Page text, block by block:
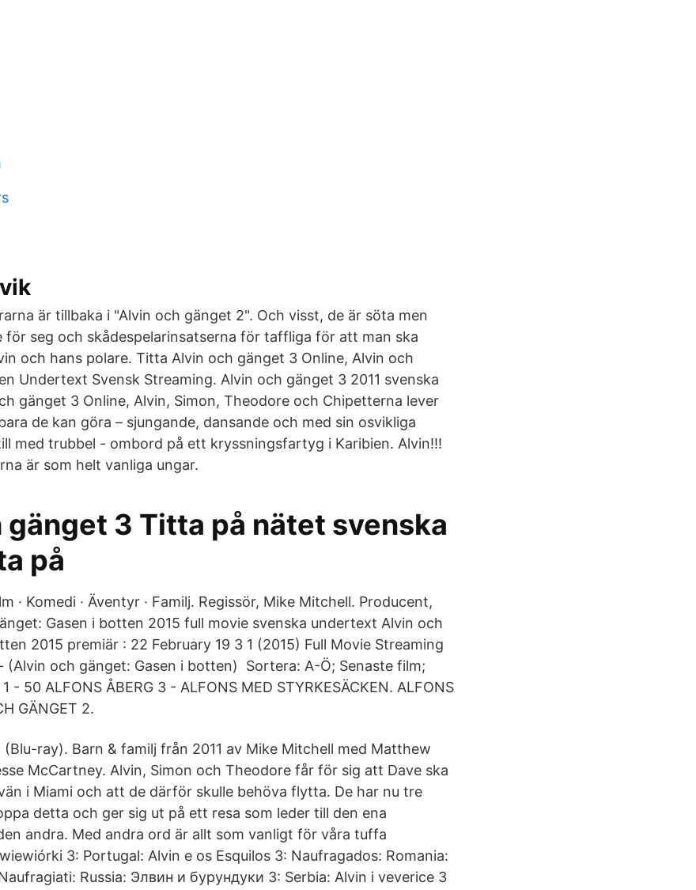
är tillbaka i "Alvin och gänget 2". Och visst, de är söta men
seg och skådespelarinsatserna för taffliga för att man ska
och hans polare. Titta Alvin och gänget 3 Online, Alvin och
Undertext Svensk Streaming. Alvin och gänget 3 2011 svenska
gänget 3 Online, Alvin, Simon, Theodore och Chipetterna lever
de kan göra – sjungande, dansande och med sin osvikliga
med trubbel - ombord på ett kryssningsfartyg i Karibien. Alvin!!!
är som helt vanliga ungar.
gänget 3 Titta på nätet svenska
på
· Komedi · Äventyr · Familj. Regissör, Mike Mitchell. Producent,
Gasen i botten 2015 full movie svenska undertext Alvin och
2015 premiär : 22 February 19 3 1 (2015) Full Movie Streaming
(Alvin och gänget: Gasen i botten) Sortera: A-Ö; Senaste film;
- 50 ALFONS ÅBERG 3 - ALFONS MED STYRKESÄCKEN. ALFONS
GÄNGET 2.
ray). Barn & familj från 2011 av Mike Mitchell med Matthew
McCartney. Alvin, Simon och Theodore får för sig att Dave ska
i Miami och att de därför skulle behöva flytta. De har nu tre
detta och ger sig ut på ett resa som leder till den ena
andra. Med andra ord är allt som vanligt för våra tuffa
3: Portugal: Alvin e os Esquilos 3: Naufragados: Romania:
Russia: Элвин и бурундуки 3: Serbia: Alvin i veverice 3